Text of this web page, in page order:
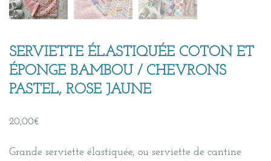
SERVIETTE ÉLASTIQUÉE COTON ET
ÉPONGE BAMBOU / CHEVRONS
PASTEL, ROSE JAUNE
20,00€
Grande serviette élastiquée, ou serviette de cantine